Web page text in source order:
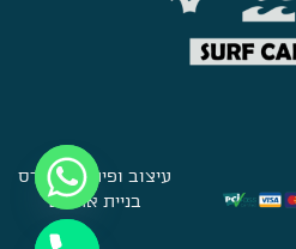
עיצוב ופיתוח:סברס
בניית אתרים